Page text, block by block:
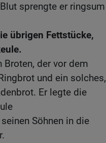
sprengte er ringsum
übrigen Fettstücke,
der vor dem
und ein solches,
Er legte die
Söhnen in die